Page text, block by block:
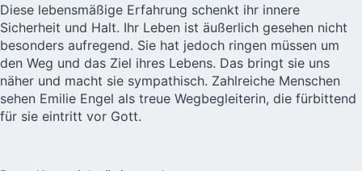
Diese lebensmäßige Erfahrung schenkt ihr innere
Sicherheit und Halt. Ihr Leben ist äußerlich gesehen nicht
besonders aufregend. Sie hat jedoch ringen müssen um
den Weg und das Ziel ihres Lebens. Das bringt sie uns
näher und macht sie sympathisch. Zahlreiche Menschen
sehen Emilie Engel als treue Wegbegleiterin, die fürbittend
für sie eintritt vor Gott.